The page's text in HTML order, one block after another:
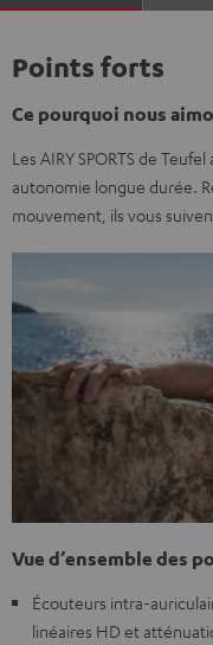
Points forts
Ce pourquoi nous
Les AIRY SPORTS de
autonomie longue durée.
mouvement, ils vous
Vue d’ensemble des
Écouteurs intra-
linéaires HD et